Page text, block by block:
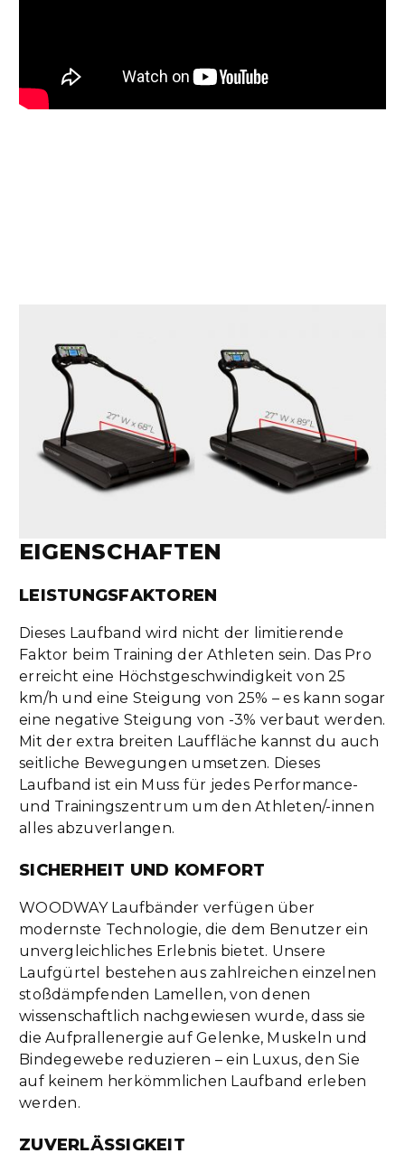
EIGENSCHAFTEN
LEISTUNGSFAKTOREN
Dieses Laufband wird nicht der limitierende
Faktor beim Training der Athleten sein. Das Pro
erreicht eine Höchstgeschwindigkeit von 25
km/h und eine Steigung von 25% – es kann sogar
eine negative Steigung von -3% verbaut werden.
Mit der extra breiten Lauffläche kannst du auch
seitliche Bewegungen umsetzen. Dieses
Laufband ist ein Muss für jedes Performance-
und Trainingszentrum um den Athleten/-innen
alles abzuverlangen.
SICHERHEIT UND KOMFORT
WOODWAY Laufbänder verfügen über
modernste Technologie, die dem Benutzer ein
unvergleichliches Erlebnis bietet. Unsere
Laufgürtel bestehen aus zahlreichen einzelnen
stoßdämpfenden Lamellen, von denen
wissenschaftlich nachgewiesen wurde, dass sie
die Aufprallenergie auf Gelenke, Muskeln und
Bindegewebe reduzieren – ein Luxus, den Sie
auf keinem herkömmlichen Laufband erleben
werden.
ZUVERLÄSSIGKEIT